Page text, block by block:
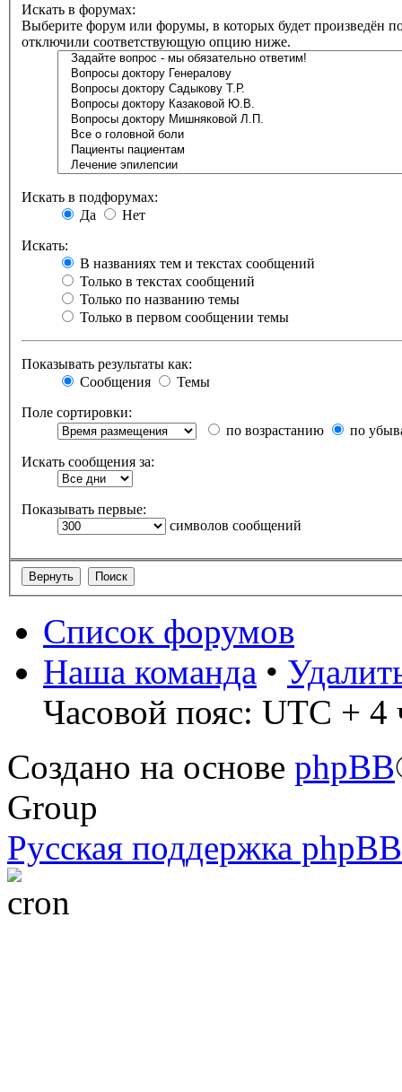
Искать в форумах:
Выберите форум или форумы, в которых будет произведён
отключили соответствующую опцию ниже.
Искать в подфорумах:
Да
Нет
Искать:
В названиях тем и текстах сообщений
Только в текстах сообщений
Только по названию темы
Только в первом сообщении темы
Показывать результаты как:
Сообщения
Темы
Поле сортировки:
по возрастанию
по
Искать сообщения за:
Показывать первые:
символов сообщений
Список форумов
Наша команда •
Часовой пояс: UTC + 4
Создано на основе phpBB
Group
Русская поддержка phpBB